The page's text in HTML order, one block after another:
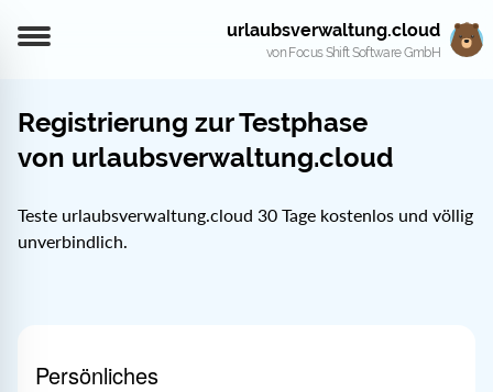
urlaubsverwaltung.cloud
von Focus Shift Software GmbH
Registrierung zur Testphase
von urlaubsverwaltung.cloud
Teste urlaubsverwaltung.cloud 30 Tage kostenlos und völlig
unverbindlich.
Persönliches